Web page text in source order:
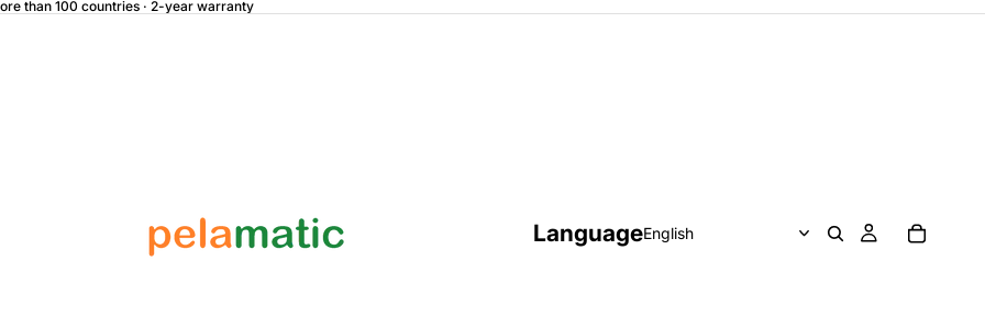
than 100 countries · 2-year warranty
Language